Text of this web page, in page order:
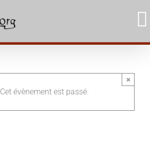
Cet évènement est passé.
×